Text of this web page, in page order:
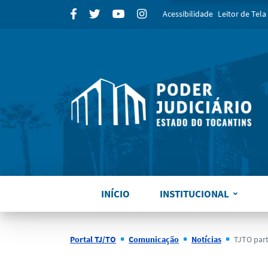
para
FacebookTwitter YoutubeInstagram
Acessibilidade Leitor de Tela
INÍCIO INSTITUCIONAL
Portal TJ/TO Comunicação Notícias TJTO participa de